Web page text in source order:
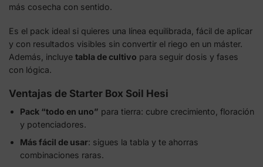
más cosecha con sentido.
Es el pack ideal si quieres una línea equilibrada, fácil de aplicar
y con resultados visibles sin convertir el riego en un máster.
Además, incluye tabla de cultivo para seguir dosis y fases
con lógica.
Ventajas de Starter Box Soil Hesi
Pack “todo en uno” para tierra: cubre crecimiento, floración
y potenciadores.
Más fácil de usar: sigues la tabla y te ahorras
combinaciones raras.